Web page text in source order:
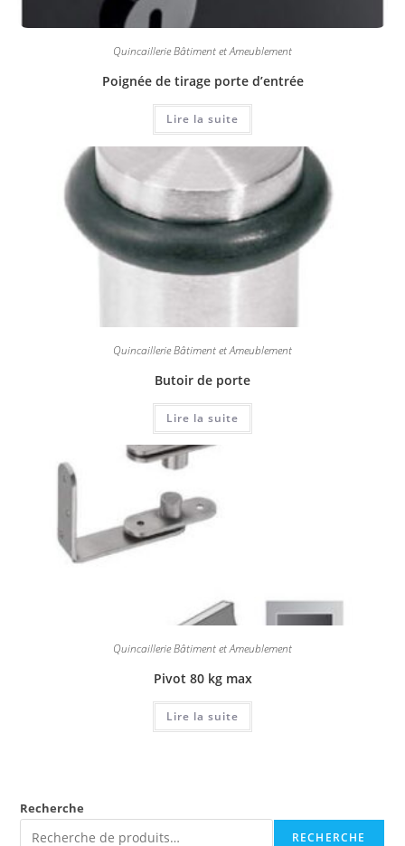
Quincaillerie Bâtiment et Ameublement
Poignée de tirage porte d’entrée
Lire la suite
Quincaillerie Bâtiment et Ameublement
Butoir de porte
Lire la suite
Quincaillerie Bâtiment et Ameublement
Pivot 80 kg max
Lire la suite
Recherche
RECHERCHE